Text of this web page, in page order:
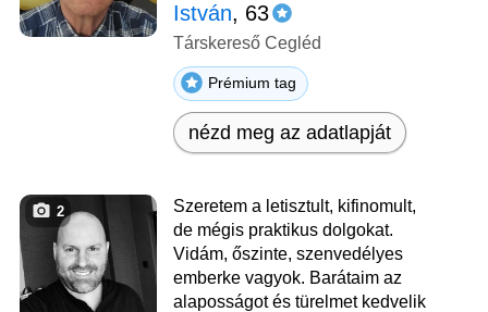
István, 63
Társkereső Cegléd
Prémium tag
nézd meg az adatlapját
2
Szeretem a letisztult, kifinomult,
de mégis praktikus dolgokat.
Vidám, őszinte, szenvedélyes
emberke vagyok. Barátaim az
alaposságot és türelmet kedvelik